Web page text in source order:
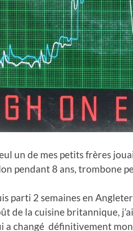
un de mes petits frères
pendant 8 ans, trombone
parti 2 semaines en
de la cuisine britannique,
a changé définitivement